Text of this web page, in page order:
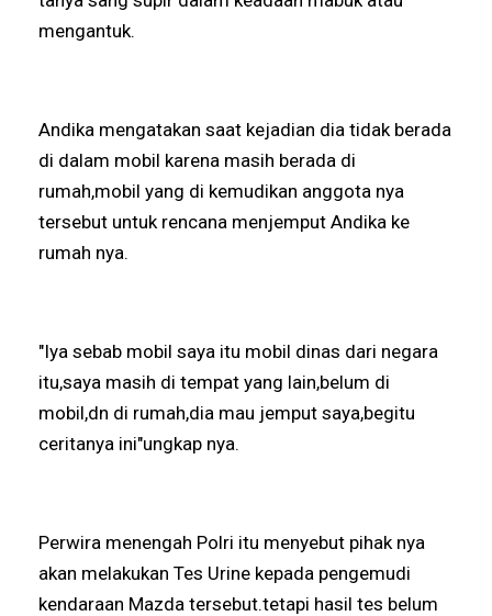
mengantuk.
Andika mengatakan saat kejadian dia tidak berada
di dalam mobil karena masih berada di
rumah,mobil yang di kemudikan anggota nya
tersebut untuk rencana menjemput Andika ke
rumah nya.
"Iya sebab mobil saya itu mobil dinas dari negara
itu,saya masih di tempat yang lain,belum di
mobil,dn di rumah,dia mau jemput saya,begitu
ceritanya ini"ungkap nya.
Perwira menengah Polri itu menyebut pihak nya
akan melakukan Tes Urine kepada pengemudi
kendaraan Mazda tersebut.tetapi hasil tes belum